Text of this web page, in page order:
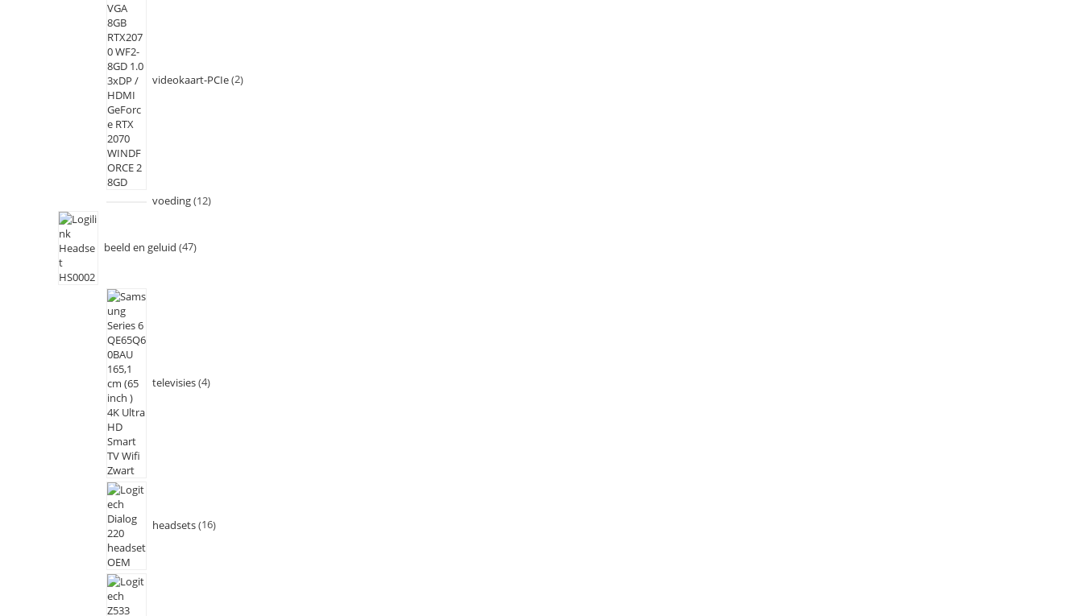
videokaart-PCIe 2
voeding 12
beeld en geluid 47
televisies 4
headsets 16